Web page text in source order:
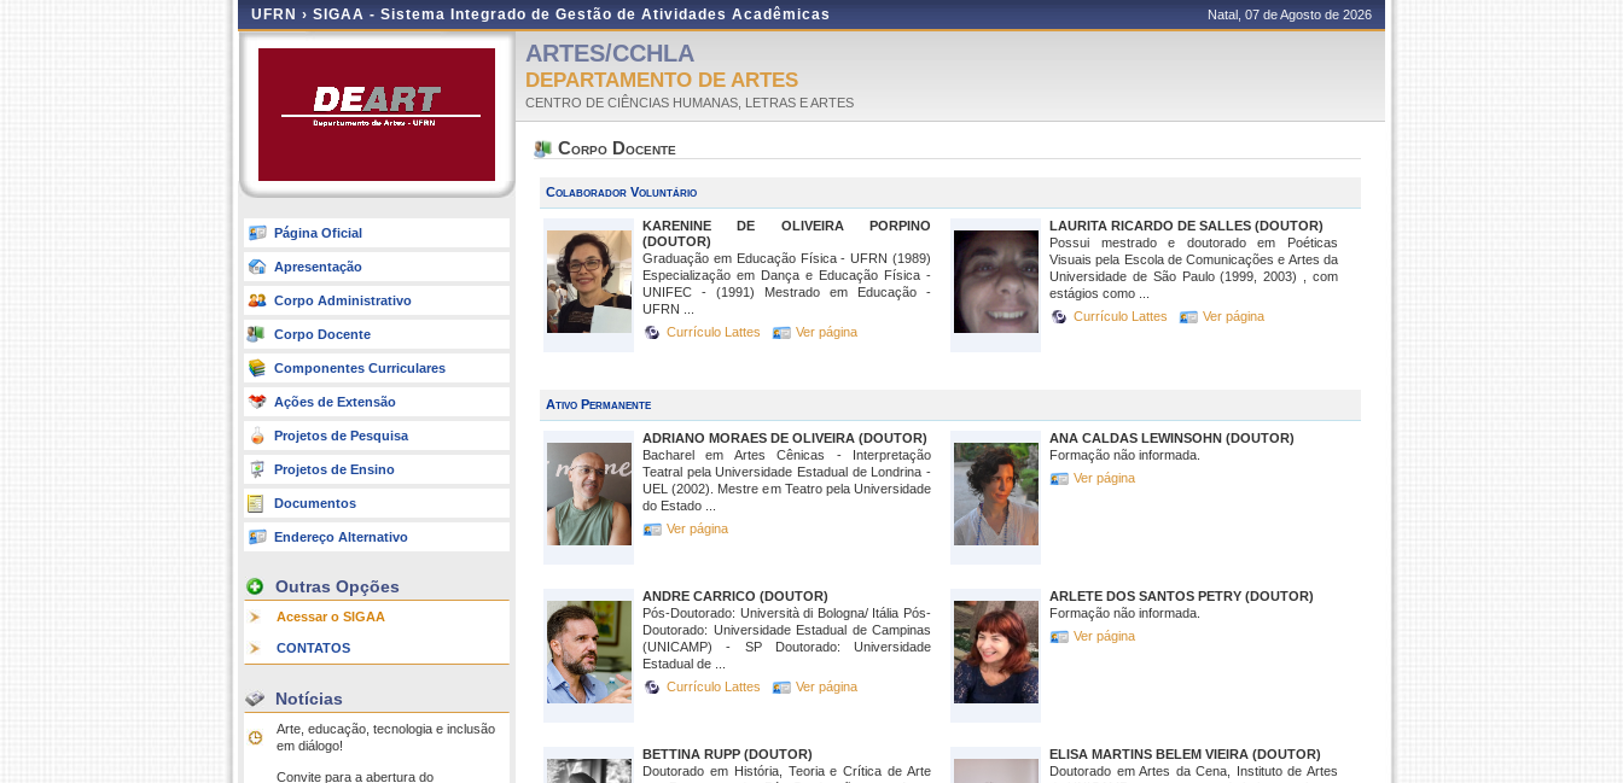
UFRN › SIGAA - Sistema Integrado de Gestão de Atividades Acadêmicas Natal, 07 de Agosto de 2026
Página Oficial
Apresentação
Corpo Administrativo
Corpo Docente
Componentes Curriculares
Ações de Extensão
Projetos de Pesquisa
Projetos de Ensino
Documentos
Endereço Alternativo
Outras Opções
Acessar o SIGAA
CONTATOS
Notícias
Arte, educação, tecnologia e inclusão
em diálogo!
Convite para a abertura do
ARTES/CCHLA
DEPARTAMENTO DE ARTES
CENTRO DE CIÊNCIAS HUMANAS, LETRAS E ARTES
Corpo Docente
Colaborador Voluntário
KARENINE DE OLIVEIRA PORPINO
(DOUTOR)
Graduação em Educação Física - UFRN (1989)
Especialização em Dança e Educação Física -
UNIFEC - (1991) Mestrado em Educação -
UFRN ...
Currículo Lattes
Ver página
LAURITA RICARDO DE SALLES (DOUTOR)
Possui mestrado e doutorado em Poéticas
Visuais pela Escola de Comunicações e Artes da
Universidade de São Paulo (1999, 2003) , com
estágios como ...
Currículo Lattes
Ver página
Ativo Permanente
ADRIANO MORAES DE OLIVEIRA (DOUTOR)
Bacharel em Artes Cênicas - Interpretação
Teatral pela Universidade Estadual de Londrina -
UEL (2002). Mestre em Teatro pela Universidade
do Estado ...
Ver página
ANA CALDAS LEWINSOHN (DOUTOR)
Formação não informada.
Ver página
ANDRE CARRICO (DOUTOR)
Pós-Doutorado: Università di Bologna/ Itália Pós-
Doutorado: Universidade Estadual de Campinas
(UNICAMP) - SP Doutorado: Universidade
Estadual de ...
Currículo Lattes
Ver página
ARLETE DOS SANTOS PETRY (DOUTOR)
Formação não informada.
Ver página
BETTINA RUPP (DOUTOR)
Doutorado em História, Teoria e Crítica de Arte
ELISA MARTINS BELEM VIEIRA (DOUTOR)
Doutorado em Artes da Cena, Instituto de Artes